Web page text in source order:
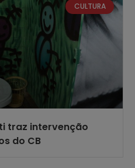
CULTURA
traz intervenção
do CB